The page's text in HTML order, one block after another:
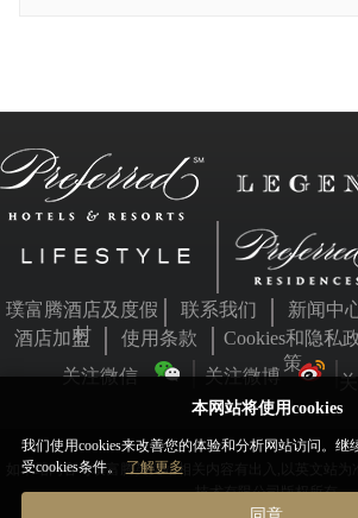
本网站将使用cookies
我们使用cookies来改善您的体验和分析网站访问。继
受cookies条件。
了解更多
同意
璞富腾酒店及度假
村
联系我们 新闻中
酒店加盟
使用条款
Cookies和隐私
策
关注微信 关注微博
如本站内容与璞富腾英文站相关内容有出入,以英文站为
技术有限公司版权所有
京公网安备